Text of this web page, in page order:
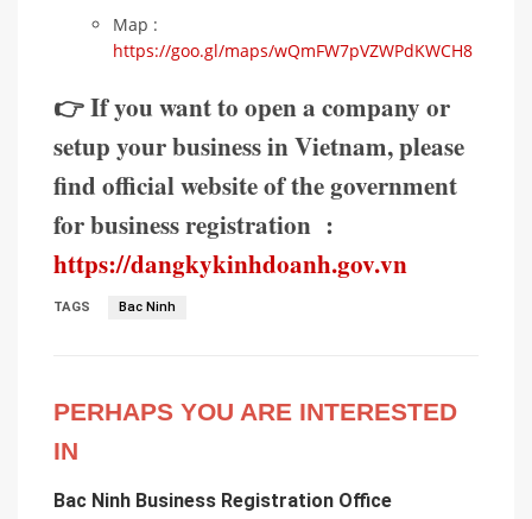
Map :
https://goo.gl/maps/wQmFW7pVZWPdKWCH8
👉 If you want to open a company or
setup your business in Vietnam, please
find official website of the government
for business registration :
https://dangkykinhdoanh.gov.vn
TAGS Bac Ninh
PERHAPS YOU ARE INTERESTED
IN
Bac Ninh Business Registration Office